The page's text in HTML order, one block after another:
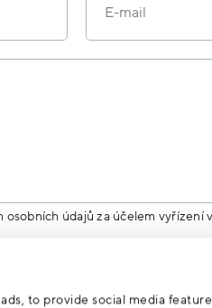
to provide social media
E-mail
údajů za účelem vyřízení